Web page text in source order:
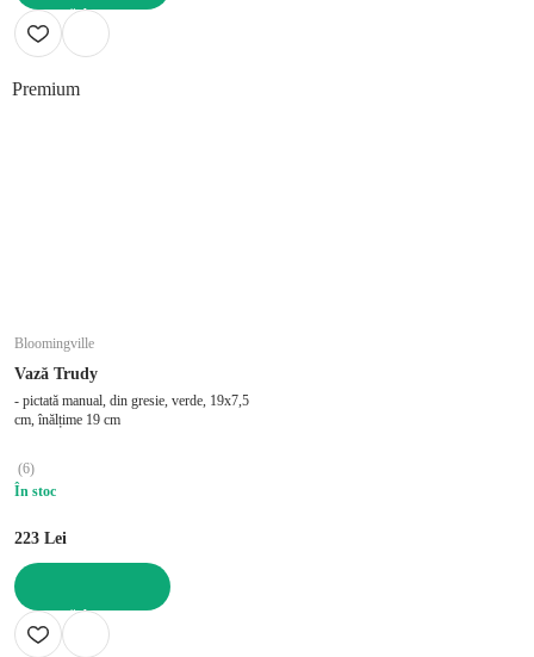
ADAUGĂ ÎN COȘ
Premium
Bloomingville
Vază Trudy
- pictată manual, din gresie, verde, 19x7,5
cm, înălțime 19 cm
(6)
În stoc
223 Lei
ADAUGĂ ÎN COȘ